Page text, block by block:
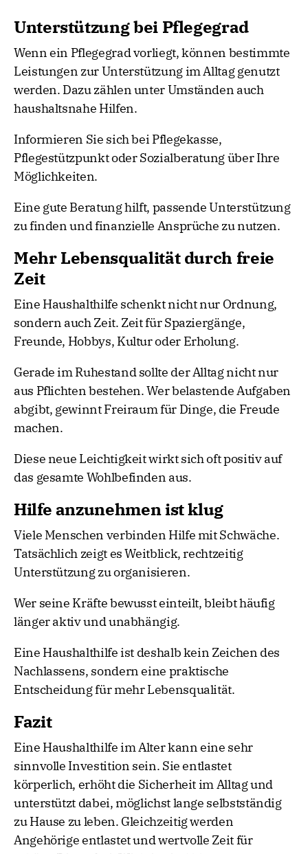
Unterstützung bei Pflegegrad
Wenn ein Pflegegrad vorliegt, können bestimmte
Leistungen zur Unterstützung im Alltag genutzt
werden. Dazu zählen unter Umständen auch
haushaltsnahe Hilfen.
Informieren Sie sich bei Pflegekasse,
Pflegestützpunkt oder Sozialberatung über Ihre
Möglichkeiten.
Eine gute Beratung hilft, passende Unterstützung
zu finden und finanzielle Ansprüche zu nutzen.
Mehr Lebensqualität durch freie
Zeit
Eine Haushalthilfe schenkt nicht nur Ordnung,
sondern auch Zeit. Zeit für Spaziergänge,
Freunde, Hobbys, Kultur oder Erholung.
Gerade im Ruhestand sollte der Alltag nicht nur
aus Pflichten bestehen. Wer belastende Aufgaben
abgibt, gewinnt Freiraum für Dinge, die Freude
machen.
Diese neue Leichtigkeit wirkt sich oft positiv auf
das gesamte Wohlbefinden aus.
Hilfe anzunehmen ist klug
Viele Menschen verbinden Hilfe mit Schwäche.
Tatsächlich zeigt es Weitblick, rechtzeitig
Unterstützung zu organisieren.
Wer seine Kräfte bewusst einteilt, bleibt häufig
länger aktiv und unabhängig.
Eine Haushalthilfe ist deshalb kein Zeichen des
Nachlassens, sondern eine praktische
Entscheidung für mehr Lebensqualität.
Fazit
Eine Haushalthilfe im Alter kann eine sehr
sinnvolle Investition sein. Sie entlastet
körperlich, erhöht die Sicherheit im Alltag und
unterstützt dabei, möglichst lange selbstständig
zu Hause zu leben. Gleichzeitig werden
Angehörige entlastet und wertvolle Zeit für